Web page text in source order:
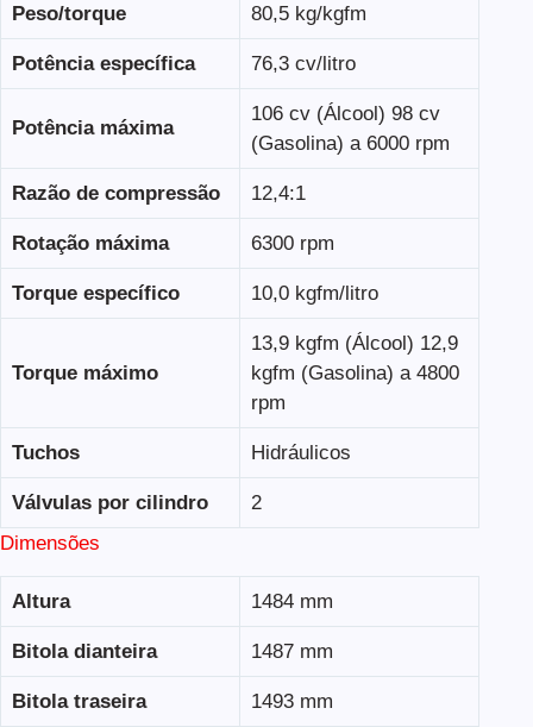
Peso/torque 80,5 kg/kgfm
Potência específica 76,3 cv/litro
Potência máxima
106 cv (Álcool) 98 cv
(Gasolina) a 6000 rpm
Razão de compressão 12,4:1
Rotação máxima 6300 rpm
Torque específico 10,0 kgfm/litro
Torque máximo
13,9 kgfm (Álcool) 12,9
kgfm (Gasolina) a 4800
rpm
Tuchos Hidráulicos
Válvulas por cilindro
2
Dimensões
Altura 1484 mm
Bitola dianteira 1487 mm
Bitola traseira 1493 mm